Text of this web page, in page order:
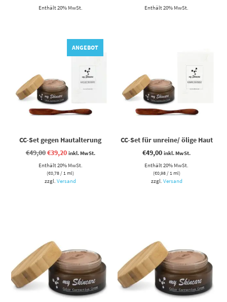
Enthält 20% MwSt.
Enthält 20% MwSt.
ANGEBOT
CC-Set gegen Hautalterung
€49,00Ursprünglicher
Preis
war:
€49,00
€39,20Aktueller
ist:
€39,20.
inkl. MwSt.
Enthält 20% MwSt.
(€0,78/ 1 ml)
zzgl.Versand
CC-Set für unreine/ ölige Haut
€49,00 inkl. MwSt.
Enthält 20% MwSt.
(€0,98/ 1 ml)
zzgl. Versand